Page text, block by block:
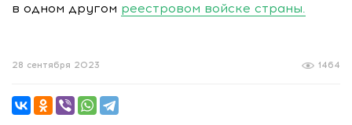
в одном другом реестровом войске страны.
1464
28 сентября 2023